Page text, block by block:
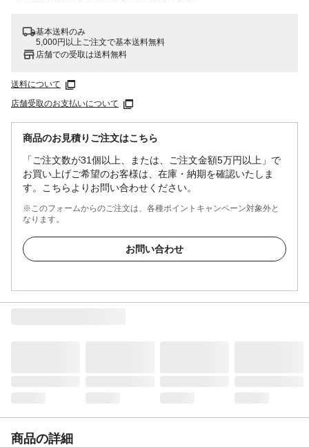
基本送料のみ
5,000円以上ご注文で基本送料無料
店舗での受取は送料無料
送料について
店舗受取のお支払いについて
商品のお見積りご注文はこちら
「ご注文数が31個以上、または、ご注文金額5万円以上」で
お買い上げご希望のお客様は、在庫・納期を確認いたしま
す。こちらよりお問い合わせください。
※このフォームからのご注文は、各種ポイントキャンペーン対象外と
なります。
お問い合わせ
商品の詳細